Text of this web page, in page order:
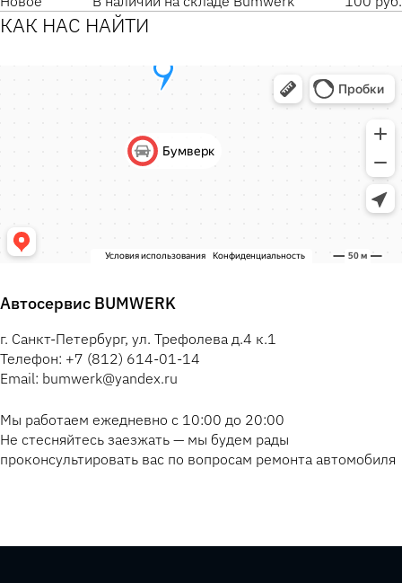
КАК НАС НАЙТИ
Автосервис BUMWERK
г. Санкт-Петербург, ул. Трефолева д.4 к.1
Телефон: +7 (812) 614-01-14
Email: bumwerk@yandex.ru
Мы работаем ежедневно с 10:00 до 20:00
Не стесняйтесь заезжать — мы будем рады
проконсультировать вас по вопросам ремонта автомобиля